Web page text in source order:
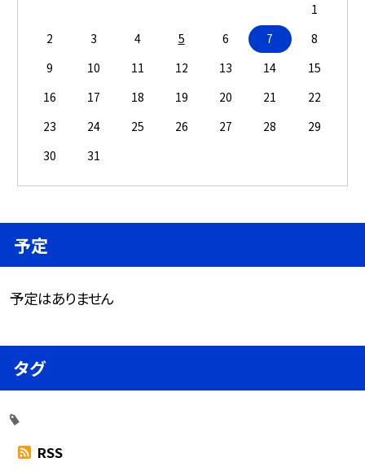
1
2
3 4 5 6 7
8
9
10 11 12 13 14
15
16
17 18 19 20 21
22
23
24 25 26 27 28
29
30
31
予定
予定はありません
タグ
RSS